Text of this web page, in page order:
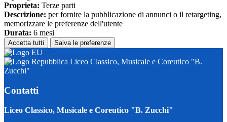
Proprieta: Terze parti
Descrizione: per fornire la pubblicazione di annunci o il retargeting,
memorizzare le preferenze dell'utente
Durata: 6 mesi
Accetta tutti Salva le preferenze
Liceo Classico, Musicale e Coreutico "B.
Zucchi"
Contatti
Liceo Classico, Musicale e Coreutico "B. Zucchi"